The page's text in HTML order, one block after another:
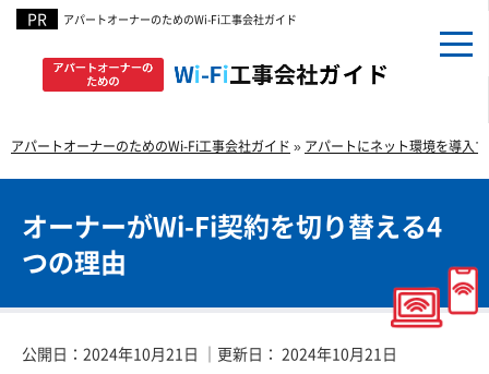
アパートオーナーのためのWi-Fi⼯事会社ガイド
アパートオーナーのためのWi-Fi工事会社ガイド » アパートにネット環境を導入
オーナーがWi-Fi契約を切り替える4
つの理由
公開日： 2024年10月21日 ｜更新日： 2024年10月21日